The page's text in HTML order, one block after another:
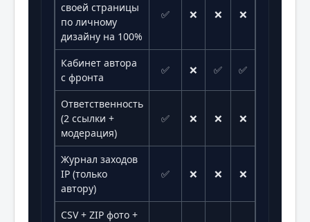
своей страницы
по личному
дизайну на 100%
✅ ❌ ❌ ❌
Кабинет автора
с фронта
✅ ❌ ✅ ✅
Ответственность
(2 ссылки +
модерация)
✅ ❌ ❌ ❌
Журнал заходов
IP (только
автору)
✅ ❌ ❌ ❌
CSV + ZIP фото +